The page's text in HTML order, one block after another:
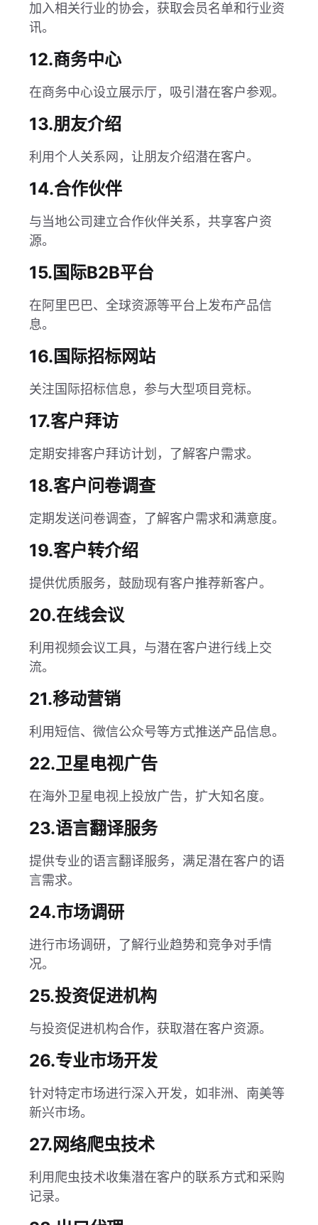
加入相关行业的协会，获取会员名单和行业资
讯。
12.商务中心
在商务中心设立展示厅，吸引潜在客户参观。
13.朋友介绍
利用个人关系网，让朋友介绍潜在客户。
14.合作伙伴
与当地公司建立合作伙伴关系，共享客户资
源。
15.国际B2B平台
在阿里巴巴、全球资源等平台上发布产品信
息。
16.国际招标网站
关注国际招标信息，参与大型项目竞标。
17.客户拜访
定期安排客户拜访计划，了解客户需求。
18.客户问卷调查
定期发送问卷调查，了解客户需求和满意度。
19.客户转介绍
提供优质服务，鼓励现有客户推荐新客户。
20.在线会议
利用视频会议工具，与潜在客户进行线上交
流。
21.移动营销
利用短信、微信公众号等方式推送产品信息。
22.卫星电视广告
在海外卫星电视上投放广告，扩大知名度。
23.语言翻译服务
提供专业的语言翻译服务，满足潜在客户的语
言需求。
24.市场调研
进行市场调研，了解行业趋势和竞争对手情
况。
25.投资促进机构
与投资促进机构合作，获取潜在客户资源。
26.专业市场开发
针对特定市场进行深入开发，如非洲、南美等
新兴市场。
27.网络爬虫技术
利用爬虫技术收集潜在客户的联系方式和采购
记录。